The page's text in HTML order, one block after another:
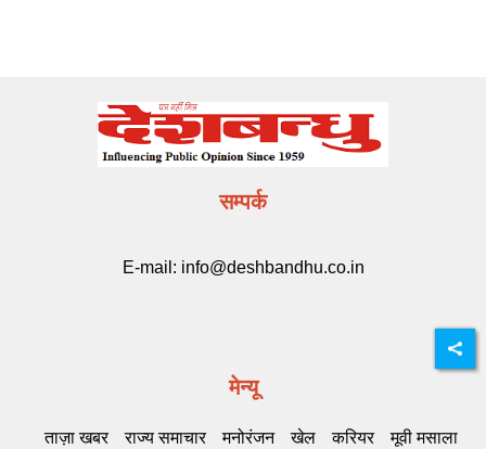
सम्पर्क
E-mail: info@deshbandhu.co.in
मेन्यू
ताज़ा खबर राज्य समाचार मनोरंजन खेल करियर मूवी मसाला